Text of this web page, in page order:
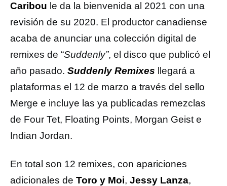
Caribou le da la bienvenida al 2021 con una
revisión de su 2020. El productor canadiense
acaba de anunciar una colección digital de
remixes de “Suddenly”, el disco que publicó el
año pasado. Suddenly Remixes llegará a
plataformas el 12 de marzo a través del sello
Merge e incluye las ya publicadas remezclas
de Four Tet, Floating Points, Morgan Geist e
Indian Jordan.
En total son 12 remixes, con apariciones
adicionales de Toro y Moi, Jessy Lanza,